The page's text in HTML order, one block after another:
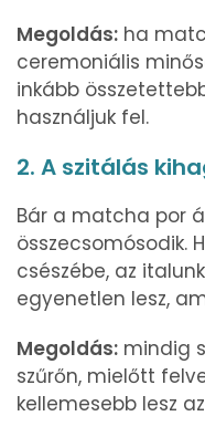
Megoldás: ha
ceremoniális
inkább
használjuk fel.
2. A szitálás
Bár a matcha por
összecsomósodik.
csészébe, az
egyenetlen lesz,
Megoldás: mindig
szűrőn, mielőtt
kellemesebb lesz